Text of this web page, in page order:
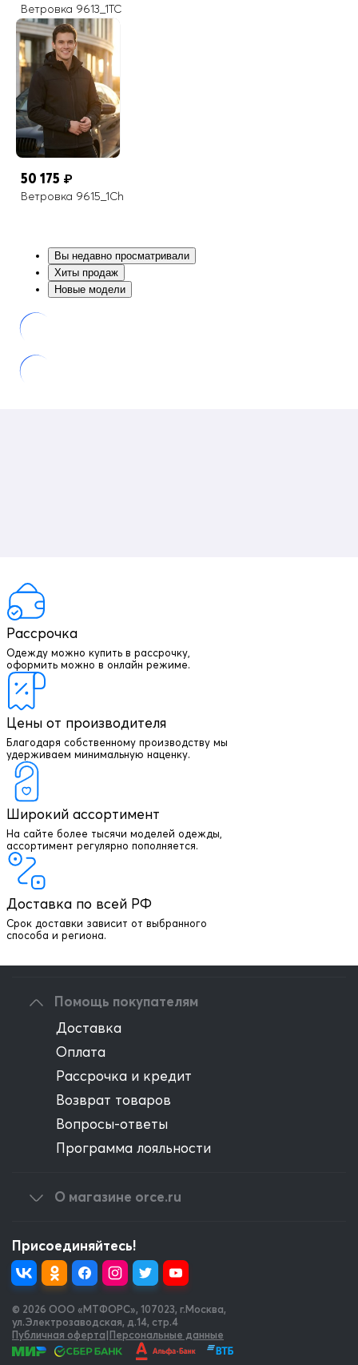
Ветровка 9613_1TC
50 175 ₽
Ветровка 9615_1Ch
Вы недавно просматривали
Хиты продаж
Новые модели
Рассрочка
Одежду можно купить в рассрочку,
оформить можно в онлайн режиме.
Цены от производителя
Благодаря собственному производству мы
удерживаем минимальную наценку.
Широкий ассортимент
На сайте более тысячи моделей одежды,
ассортимент регулярно пополняется.
Доставка по всей РФ
Срок доставки зависит от выбранного
способа и региона.
+7 903 003 03 79
Написать директору
Помощь покупателям
Доставка
Оплата
Рассрочка и кредит
Возврат товаров
Вопросы-ответы
Программа лояльности
О магазине orce.ru
Присоединяйтесь!
© 2026 OOO «МТФОРС», 107023, г.Москва,
ул.Электрозаводская, д.14, стр.4
Публичная оферта|Персональные данные